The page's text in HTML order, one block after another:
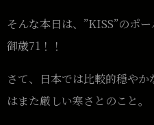
そんな本日は、”KISS”のポ
御歳71！！
さて、日本では比較的穏や
はまた厳しい寒さとのこと。